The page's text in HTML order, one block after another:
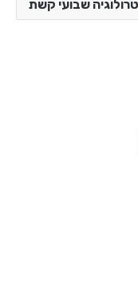
שבועי קשת